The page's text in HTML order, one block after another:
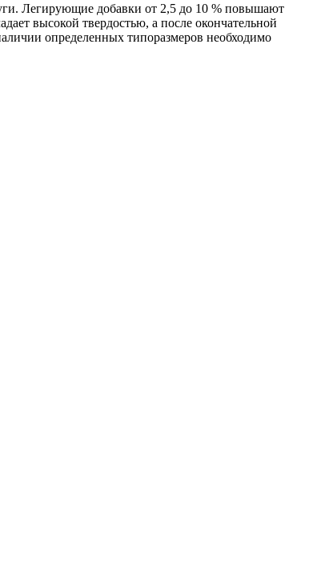
Легирующие добавки от 2,5 до 10 % повышают
высокой твердостью, а после окончательной
определенных типоразмеров необходимо